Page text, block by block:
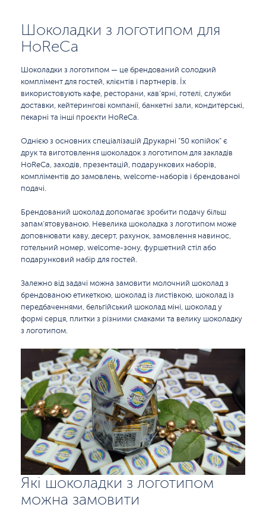
Шоколадки з логотипом для
HoReCa
Шоколадки з логотипом — це брендований солодкий
комплімент для гостей, клієнтів і партнерів. Їх
використовують кафе, ресторани, кав’ярні, готелі, служби
доставки, кейтерингові компанії, банкетні зали, кондитерські,
пекарні та інші проєкти HoReCa.
Однією з основних спеціалізацій Друкарні "50 копійок" є
друк та виготовлення шоколадок з логотипом для закладів
HoReCa, заходів, презентацій, подарункових наборів,
компліментів до замовлень, welcome-наборів і брендованої
подачі.
Брендований шоколад допомагає зробити подачу більш
запам’ятовуваною. Невелика шоколадка з логотипом може
доповнювати каву, десерт, рахунок, замовлення навинос,
готельний номер, welcome-зону, фуршетний стіл або
подарунковий набір для гостей.
Залежно від задачі можна замовити молочний шоколад з
брендованою етикеткою, шоколад із листівкою, шоколад із
передбаченнями, бельгійський шоколад міні, шоколад у
формі серця, плитки з різними смаками та велику шоколадку
з логотипом.
Які шоколадки з логотипом
можна замовити